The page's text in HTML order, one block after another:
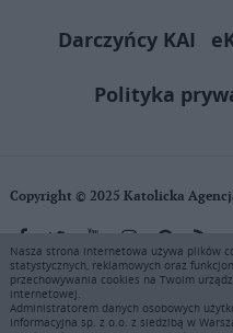
Darczyńcy KAI
Polityka
Copyright © 2025 Katolicka
KAI zastrzega wszelkie prawa do
i drukować fragmenty
wyłącznie do użytku
zawartości niniejszego serwisu
Nasza strona internetowa używa plików
statystycznych, reklamowych oraz
przechowywania cookies na Twoim
internetowej.
Administratorem danych osobowych
Informacyjna sp. z o.o. z siedzibą w